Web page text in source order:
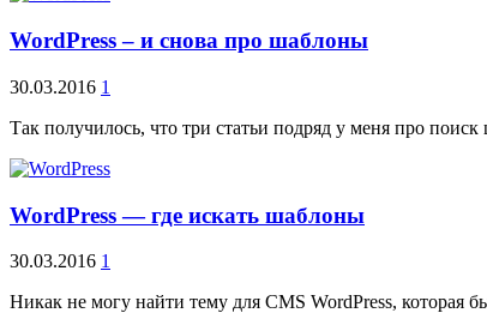
WordPress – и снова про шаблоны
30.03.2016 1
Так получилось, что три статьи подряд у меня про
WordPress — где искать шаблоны
30.03.2016 1
Никак не могу найти тему для CMS WordPress,